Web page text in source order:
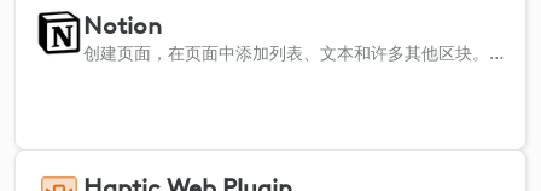
Notion
创建页面，在页面中添加列表、文本和许多其他区块。导航和重组内容